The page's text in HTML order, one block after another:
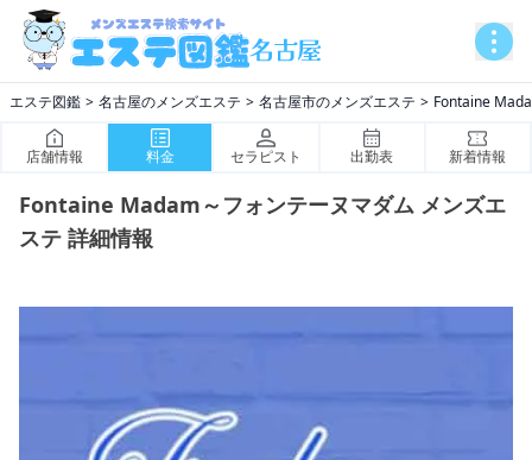
エステ図鑑 名古屋のメンズエステ 名古屋市のメンズエステ Fontaine
店舗情報 料金 セラピスト 出勤表 新着情報
Fontaine Madam～フォンテーヌマダム メンズエ
ステ 詳細情報